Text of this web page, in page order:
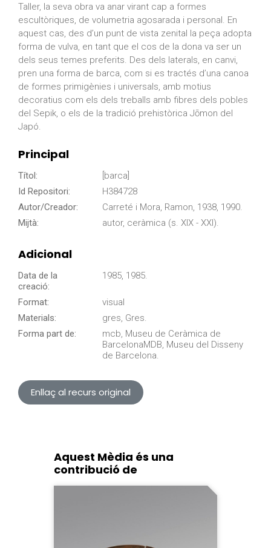
Taller, la seva obra va anar virant cap a formes
escultòriques, de volumetria agosarada i personal. En
aquest cas, des d’un punt de vista zenital la peça adopta
forma de vulva, en tant que el cos de la dona va ser un
dels seus temes preferits. Des dels laterals, en canvi,
pren una forma de barca, com si es tractés d’una canoa
de formes primigènies i universals, amb motius
decoratius com els dels treballs amb fibres dels pobles
del Sepik, o els de la tradició prehistòrica Jōmon del
Japó.
Principal
Títol:
[barca]
Id Repositori:
H384728
Autor/Creador:
Carreté i Mora, Ramon, 1938, 1990.
Mijtà:
autor, ceràmica (s. XIX - XXI).
Adicional
Data de la
creació:
1985, 1985.
Format:
visual
Materials:
gres, Gres.
Forma part de:
mcb, Museu de Ceràmica de
BarcelonaMDB, Museu del Disseny
de Barcelona.
Enllaç al recurs original
Aquest Mèdia és una
contribució de